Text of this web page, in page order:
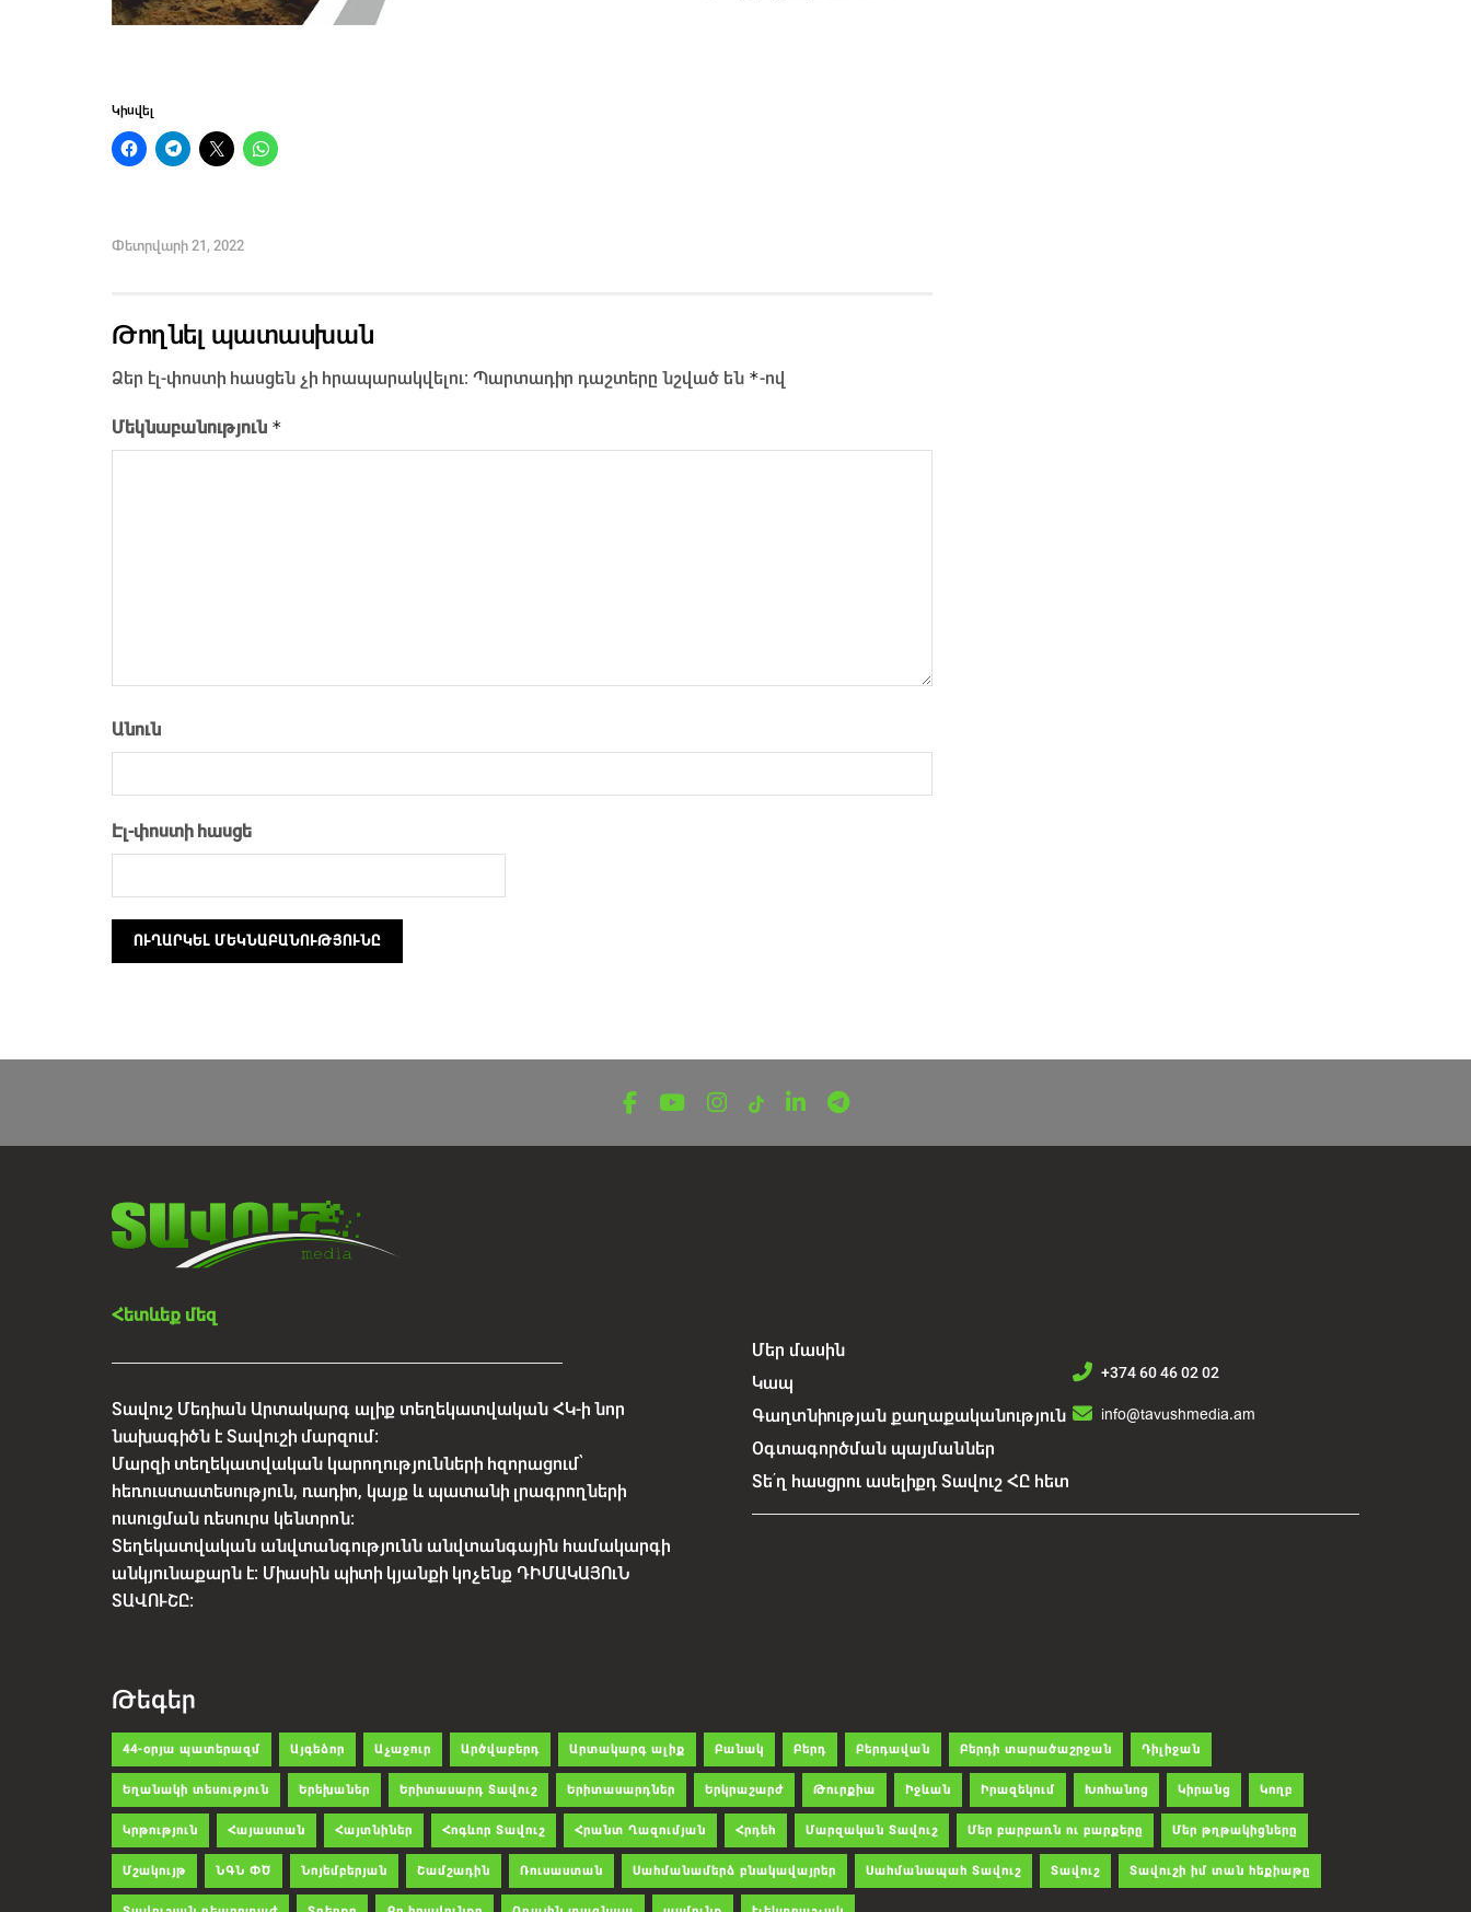
Կիսվել
Փետրվարի 21, 2022
Թողնել պատասխան
Ձեր էլ-փոստի հասցեն չի հրապարակվելու։ Պարտադիր դաշտերը նշված են *-ով
Մեկնաբանություն *
Անուն
Էլ-փոստի հասցե
Հետևեք մեզ
Տավուշ Մեդիան Արտակարգ ալիք տեղեկատվական ՀԿ-ի նոր
նախագիծն է Տավուշի մարզում:
Մարզի տեղեկատվական կարողությունների հզորացում՝
հեռուստատեսություն, ռադիո, կայք և պատանի լրագրողների
ուսուցման ռեսուրս կենտրոն:
Տեղեկատվական անվտանգությունն անվտանգային համակարգի
անկյունաքարն է: Միասին պիտի կյանքի կոչենք ԴԻՄԱԿԱՅՈւՆ
ՏԱՎՈՒՇԸ:
Մեր մասին
Կապ
Գաղտնիության քաղաքականություն
Օգտագործման պայմաններ
Տե՛ղ հասցրու ասելիքդ Տավուշ ՀԸ հետ
+374 60 46 02 02
info@tavushmedia.am
Թեգեր
44-օրյա պատերազմ Այգեձոր Աչաջուր Արծվաբերդ Արտակարգ ալիք Բանակ Բերդ Բերդավան Բերդի տարածաշրջան Դիլիջան
Եղանակի տեսություն Երեխաներ Երիտասարդ Տավուշ Երիտասարդներ Երկրաշարժ Թուրքիա Իջևան Իրազեկում Խոհանոց Կիրանց Կողբ
Կրթություն Հայաստան Հայտնիներ Հոգևոր Տավուշ Հրանտ Ղազումյան Հրդեհ Մարզական Տավուշ Մեր բարբառն ու բարքերը Մեր թղթակիցները
Մշակույթ ՆԳՆ ՓԾ Նոյեմբերյան Շամշադին Ռուսաստան Սահմանամերձ բնակավայրեր Սահմանապահ Տավուշ Տավուշ Տավուշի իմ տան հեքիաթը